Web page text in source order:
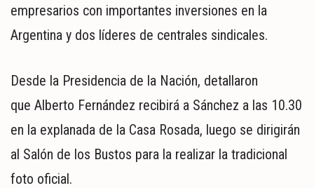
empresarios con importantes inversiones en la
Argentina y dos líderes de centrales sindicales.
Desde la Presidencia de la Nación, detallaron
que Alberto Fernández recibirá a Sánchez a las 10.30
en la explanada de la Casa Rosada, luego se dirigirán
al Salón de los Bustos para la realizar la tradicional
foto oficial.